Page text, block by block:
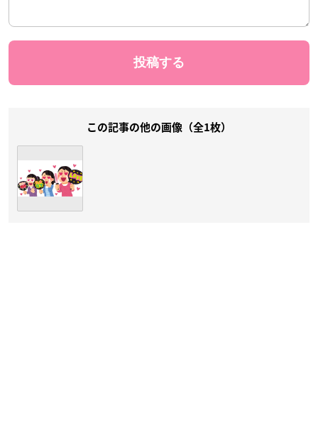
この記事の他の画像（全1枚）